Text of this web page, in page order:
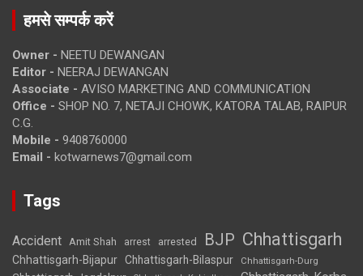
हमसे सम्पर्क करें
Owner - NEETU DEWANGAN
Editor - NEERAJ DEWANGAN
Associate - AVISO MARKETING AND COMMUNICATION
Office - SHOP NO. 7, NETAJI CHOWK, KATORA TALAB, RAIPUR
C.G.
Mobile - 9408760000
Email - kotwarnews7@gmail.com
Tags
Accident Amit Shah arrest arrested BJP Chhattisgarh
Chhattisgarh-Bijapur Chhattisgarh-Bilaspur Chhattisgarh-Durg